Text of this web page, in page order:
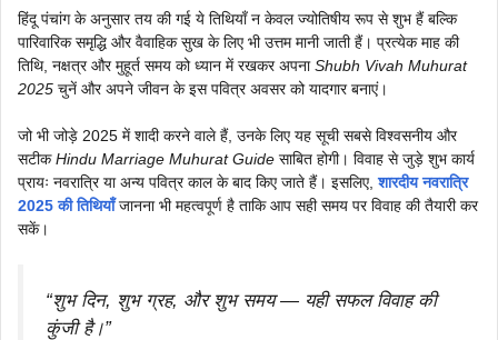
हिंदू पंचांग के अनुसार तय की गई ये तिथियाँ न केवल ज्योतिषीय रूप से शुभ हैं बल्कि
पारिवारिक समृद्धि और वैवाहिक सुख के लिए भी उत्तम मानी जाती हैं। प्रत्येक माह की
तिथि, नक्षत्र और मुहूर्त समय को ध्यान में रखकर अपनाShubh Vivah Muhurat
2025 चुनें और अपने जीवन के इस पवित्र अवसर को यादगार बनाएं।
जो भी जोड़े 2025 में शादी करने वाले हैं, उनके लिए यह सूची सबसे विश्वसनीय और
सटीकHindu Marriage Muhurat Guide साबित होगी। विवाह से जुड़े शुभ कार्य
प्रायः नवरात्रि या अन्य पवित्र काल के बाद किए जाते हैं। इसलिए,शारदीय नवरात्रि
2025 की तिथियाँजानना भी महत्वपूर्ण है ताकि आप सही समय पर विवाह की तैयारी कर
सकें।
“शुभ दिन, शुभ ग्रह, और शुभ समय — यही सफल विवाह की
कुंजी है।”